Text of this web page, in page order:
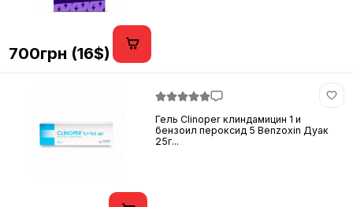
700грн (16$)
Гель Clinoper клиндамицин 1 и
бензоил пероксид 5 Benzoxin Дуак
25г...